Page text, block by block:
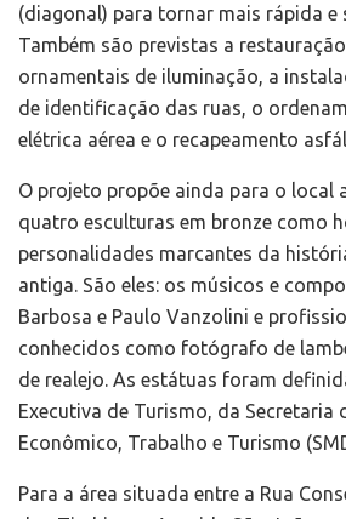
(diagonal) para tornar mais rápida e
Também são previstas a
ornamentais de iluminação, a
de identificação das ruas, o
elétrica aérea e o recapeamento
O projeto propõe ainda para o local
quatro esculturas em bronze como
personalidades marcantes da
antiga. São eles: os músicos e
Barbosa e Paulo Vanzolini e
conhecidos como fotógrafo de
de realejo. As estátuas foram
Executiva de Turismo, da Secretaria
Econômico, Trabalho e Turismo
Para a área situada entre a Rua